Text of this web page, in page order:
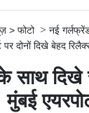
> फोटो > नई
पर दोनों दिखे बेहद
साथ दिखे
मुंबई